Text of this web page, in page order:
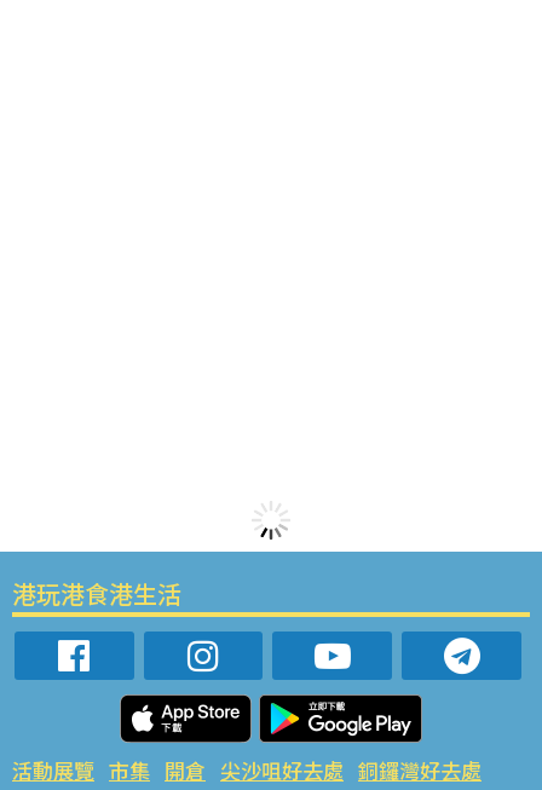
港玩港食港生活
活動展覽 市集 開倉 尖沙咀好去處 銅鑼灣好去處